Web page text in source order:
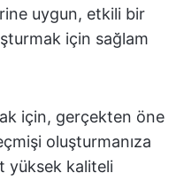
uygun, etkili bir
için sağlam
için, gerçekten öne
oluşturmanıza
yüksek kaliteli